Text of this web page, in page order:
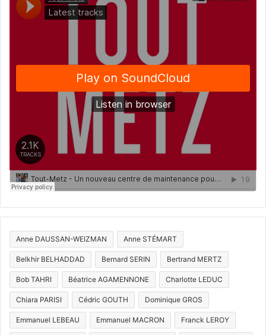
Anne DAUSSAN-WEIZMAN Anne STÉMART
Belkhir BELHADDAD Bernard SERIN Bertrand MERTZ
Bob TAHRI Béatrice AGAMENNONE Charlotte LEDUC
Chiara PARISI Cédric GOUTH Dominique GROS
Emmanuel LEBEAU Emmanuel MACRON Franck LEROY